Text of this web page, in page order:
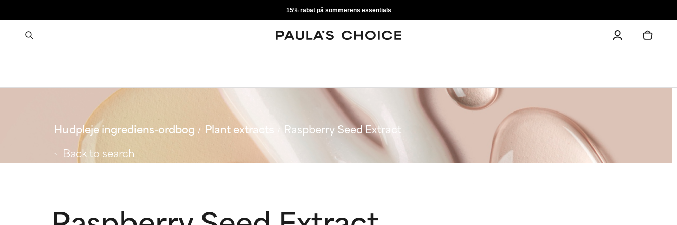
15% rabat på sommerens essentials
Hudpleje ingrediens-ordbog Plant extracts
Raspberry Seed Extract
Back to search